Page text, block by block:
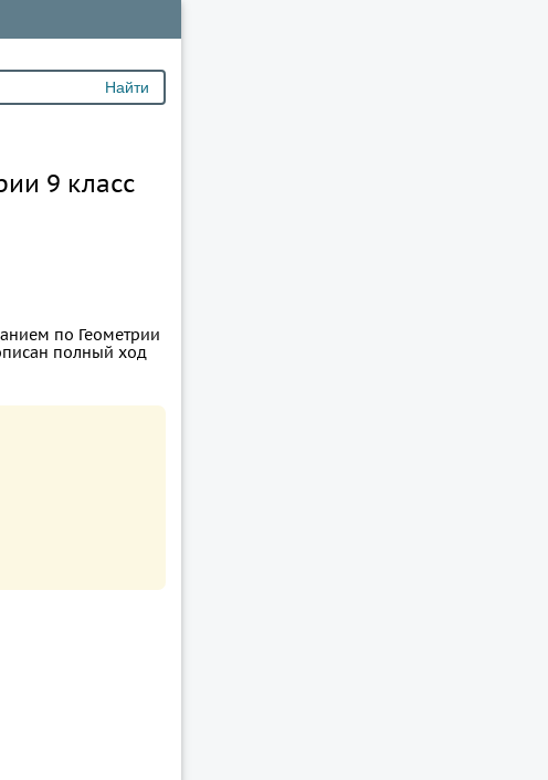
9 класс
по Геометрии
полный ход